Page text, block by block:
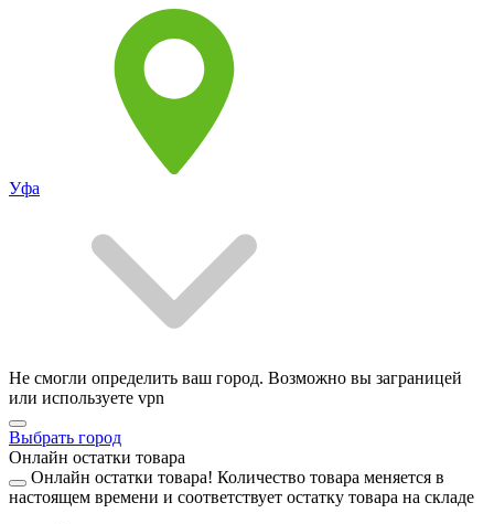
Уфа
Не смогли определить ваш город. Возможно вы заграницей
или используете vpn
Выбрать город
Онлайн остатки товара
Онлайн остатки товара! Количество товара меняется в
настоящем времени и соответствует остатку товара на складе